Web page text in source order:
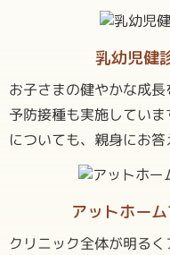
乳幼児健
お子さまの健やかな成
予防接種も実施してい
についても、親身にお答
アットホー
クリニック全体が明る